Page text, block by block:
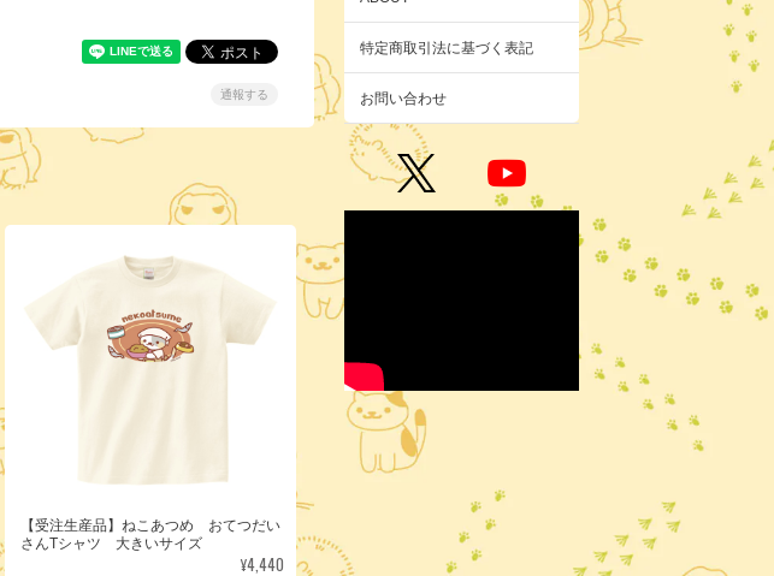
通報する
【受注生産品】ねこあつめ おてつだい
さんTシャツ 大きいサイズ
¥4,440
特定商取引法に基づく表記
お問い合わせ